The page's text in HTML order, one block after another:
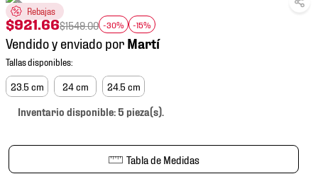
Rebajas
$921.66$1549.00 -30% -15%
Vendido y enviado por
23.5 cm 24 cm 24.5 cm
Inventario disponible: 5 pieza(s).
Tabla de Medidas
2.
tenis hombre
3.
tenis
4
tenis futbol
5.
mochila
6.
jersey